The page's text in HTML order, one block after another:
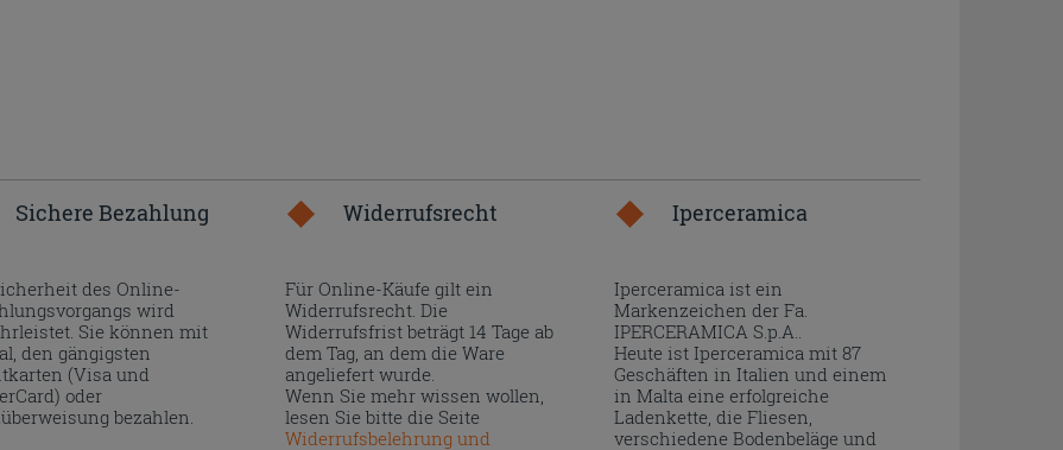
Sichere Bezahlung
des Online-
wird
Sie können mit
den gängigsten
(Visa und
oder
bezahlen.
Widerrufsrecht
Für Online-Käufe gilt ein
Widerrufsrecht. Die
Widerrufsfrist beträgt 14 Tage ab
dem Tag, an dem die Ware
angeliefert wurde.
Wenn Sie mehr wissen wollen,
lesen Sie bitte die Seite
Widerrufsbelehrung und
Iperceramica
Iperceramica ist ein
Markenzeichen der Fa.
IPERCERAMICA S.p.A..
Heute ist Iperceramica mit 87
Geschäften in Italien und einem
in Malta eine erfolgreiche
Ladenkette, die Fliesen,
verschiedene Bodenbeläge und